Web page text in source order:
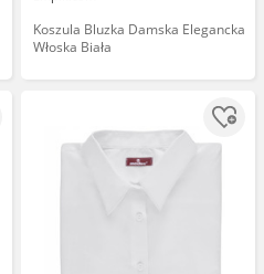
Koszula Bluzka Damska Elegancka
Włoska Biała